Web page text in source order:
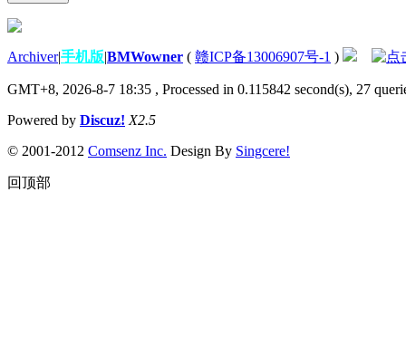
Archiver|手机版|BMWowner ( 赣ICP备13006907号-1 )
GMT+8, 2026-8-7 18:35 , Processed in 0.115842 second(s), 27
Powered by Discuz! X2.5
© 2001-2012 Comsenz Inc. Design By Singcere!
回顶部